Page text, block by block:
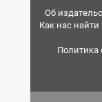
Об
Как нас найти
Политика